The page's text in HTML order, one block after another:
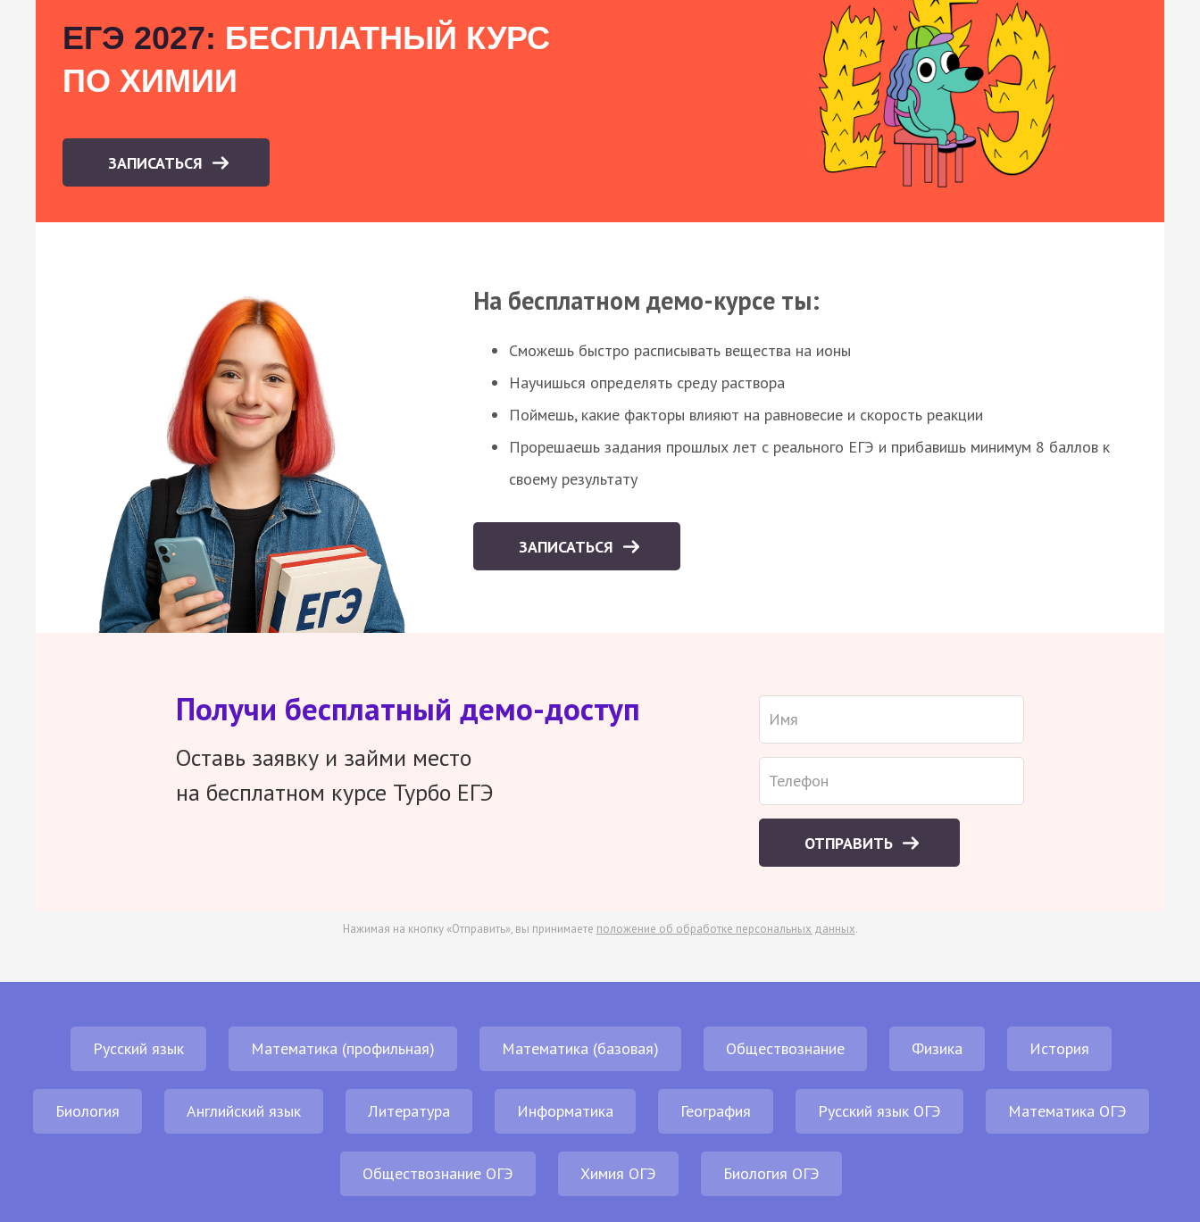
ЕГЭ 2027: БЕСПЛАТНЫЙ КУРС
ПО ХИМИИ
ЗАПИСАТЬСЯ
На бесплатном демо-курсе ты:
Сможешь быстро расписывать вещества на ионы
Научишься определять среду раствора
Поймешь, какие факторы влияют на равновесие и скорость реакции
Прорешаешь задания прошлых лет с реального ЕГЭ и прибавишь минимум 8 баллов к
своему результату
ЗАПИСАТЬСЯ
Получи бесплатный демо-доступ
Оставь заявку и займи место
на бесплатном курсе Турбо ЕГЭ
ОТПРАВИТЬ
Нажимая на кнопку «Отправить», вы принимаете положение об обработке персональных данных.
Русский язык Математика (профильная) Математика (базовая) Обществознание Физика История
Биология Английский язык Литература Информатика География Русский язык ОГЭ Математика ОГЭ
Обществознание ОГЭ Химия ОГЭ Биология ОГЭ